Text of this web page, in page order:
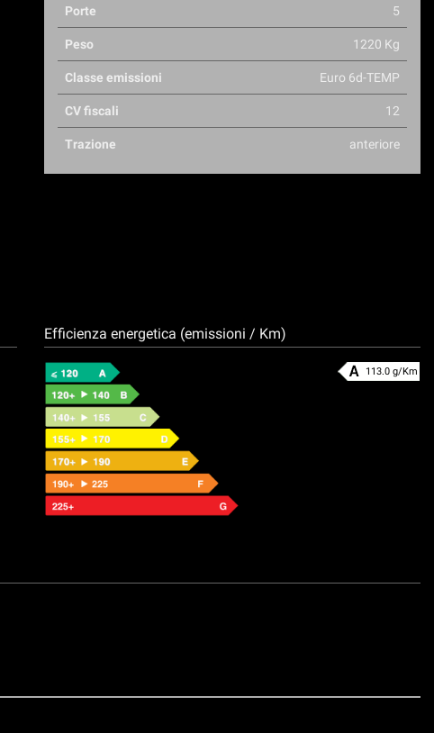
Porte 5
Peso 1220 Kg
Classe emissioni Euro 6d-TEMP
CV fiscali 12
Trazione anteriore
Efficienza energetica (emissioni / Km)
113.0 g/Km